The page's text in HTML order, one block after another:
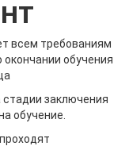
всем требованиям
обучения
заключения
обучение.